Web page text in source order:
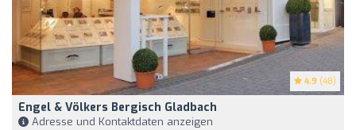
4.9 (48)
Engel & Völkers Bergisch Gladbach
Adresse und Kontaktdaten anzeigen